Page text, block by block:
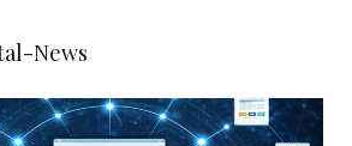
News